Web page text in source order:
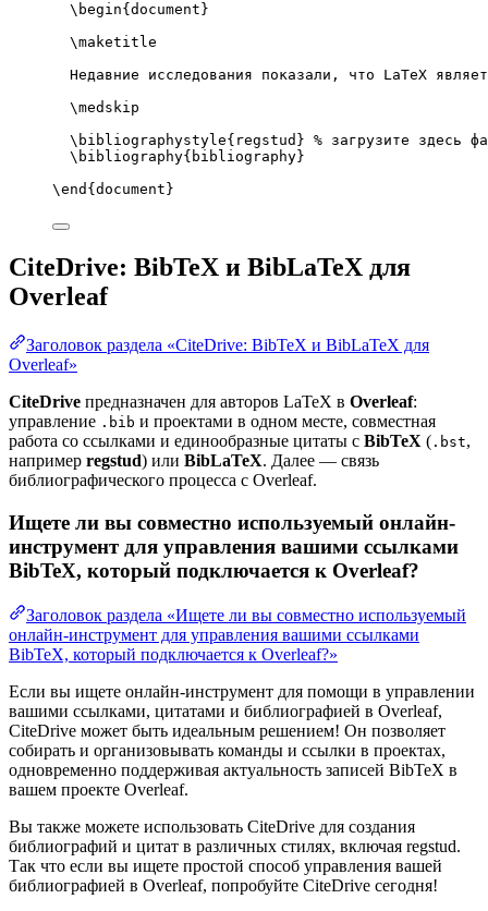
\begin{ document }
\maketitle
Недавние исследования показали, что LaTeX
\medskip
\bibliographystyle{regstud} % загрузите здесь
\bibliography{bibliography}
\end { document }
CiteDrive: BibTeX и BibLaTeX для
Overleaf
Заголовок раздела «CiteDrive: BibTeX и BibLaTeX для
Overleaf»
CiteDrive предназначен для авторов LaTeX в Overleaf:
управление .bib и проектами в одном месте, совместная
работа со ссылками и единообразные цитаты с BibTeX ( .bst,
например regstud) или BibLaTeX. Далее — связь
библиографического процесса с Overleaf.
Ищете ли вы совместно используемый онлайн-
инструмент для управления вашими ссылками
BibTeX, который подключается к Overleaf?
Заголовок раздела «Ищете ли вы совместно используемый
онлайн-инструмент для управления вашими ссылками
BibTeX, который подключается к Overleaf?»
Если вы ищете онлайн-инструмент для помощи в управлении
вашими ссылками, цитатами и библиографией в Overleaf,
CiteDrive может быть идеальным решением! Он позволяет
собирать и организовывать команды и ссылки в проектах,
одновременно поддерживая актуальность записей BibTeX в
вашем проекте Overleaf.
Вы также можете использовать CiteDrive для создания
библиографий и цитат в различных стилях, включая regstud.
Так что если вы ищете простой способ управления вашей
библиографией в Overleaf, попробуйте CiteDrive сегодня!